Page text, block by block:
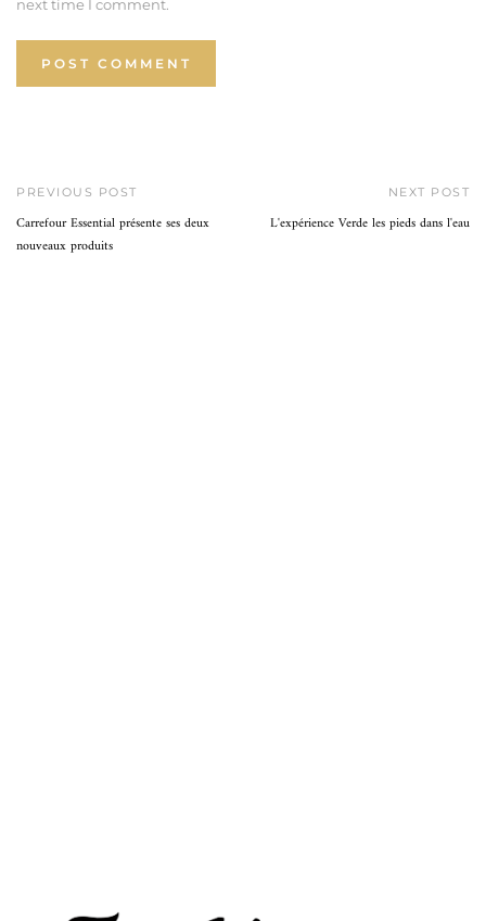
next time I comment.
PREVIOUS POST
Carrefour Essential présente ses deux
nouveaux produits
NEXT POST
L'expérience Verde les pieds dans l'eau